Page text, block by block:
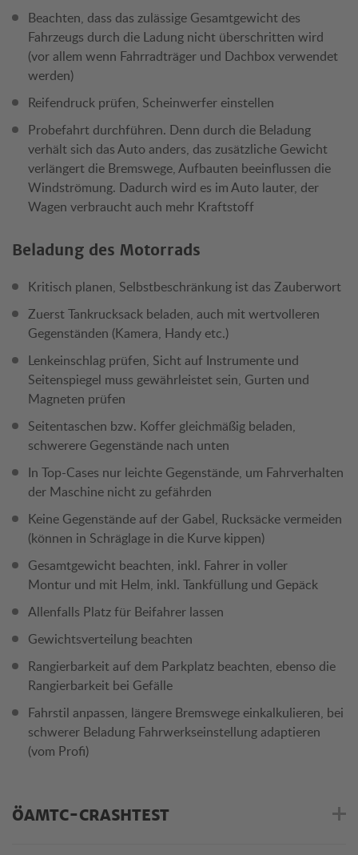
Beachten, dass das zulässige Gesamtgewicht des
Fahrzeugs durch die Ladung nicht überschritten wird
(vor allem wenn Fahrradträger und Dachbox verwendet
werden)
Reifendruck prüfen, Scheinwerfer einstellen
Probefahrt durchführen. Denn durch die Beladung
verhält sich das Auto anders, das zusätzliche Gewicht
verlängert die Bremswege, Aufbauten beeinflussen die
Windströmung. Dadurch wird es im Auto lauter, der
Wagen verbraucht auch mehr Kraftstoff
Beladung des Motorrads
Kritisch planen, Selbstbeschränkung ist das Zauberwort
Zuerst Tankrucksack beladen, auch mit wertvolleren
Gegenständen (Kamera, Handy etc.)
Lenkeinschlag prüfen, Sicht auf Instrumente und
Seitenspiegel muss gewährleistet sein, Gurten und
Magneten prüfen
Seitentaschen bzw. Koffer gleichmäßig beladen,
schwerere Gegenstände nach unten
In Top-Cases nur leichte Gegenstände, um Fahrverhalten
der Maschine nicht zu gefährden
Keine Gegenstände auf der Gabel, Rucksäcke vermeiden
(können in Schräglage in die Kurve kippen)
Gesamtgewicht beachten, inkl. Fahrer in voller
Montur und mit Helm, inkl. Tankfüllung und Gepäck
Allenfalls Platz für Beifahrer lassen
Gewichtsverteilung beachten
Rangierbarkeit auf dem Parkplatz beachten, ebenso die
Rangierbarkeit bei Gefälle
Fahrstil anpassen, längere Bremswege einkalkulieren, bei
schwerer Beladung Fahrwerkseinstellung adaptieren
(vom Profi)
ÖAMTC-CRASHTEST